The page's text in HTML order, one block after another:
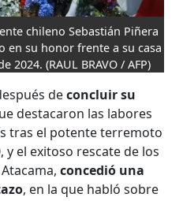
chileno Sebastián Piñera
en su honor frente a su casa
2024. (RAUL BRAVO / AFP)
deconcluir su
destacaron las labores
tras el potente terremoto
y el exitoso rescate de los
concedió una
, en la que habló sobre